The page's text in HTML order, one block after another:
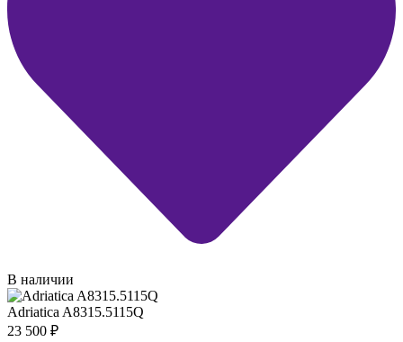
В наличии
Adriatica A8315.5115Q
23 500 ₽